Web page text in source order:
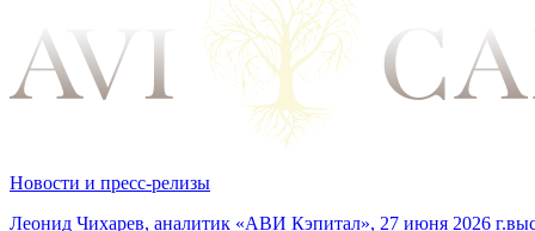
Новости и пресс-релизы
Леонид Чихарев, аналитик «АВИ Кэпитал», 27 июня 2026